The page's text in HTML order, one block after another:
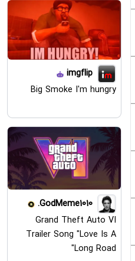
imgflip
Big Smoke I'm hungry
GodMeme1010.
Grand Theft Auto VI
Trailer Song "Love Is A
Long Road"